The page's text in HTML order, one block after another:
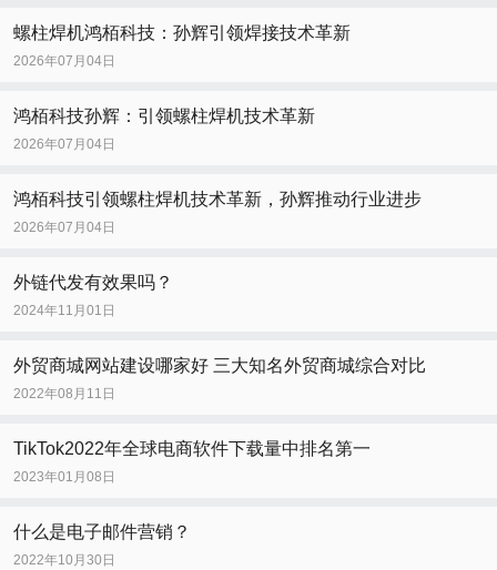
螺柱焊机鸿栢科技：孙辉引领焊接技术革新
2026年07月04日
鸿栢科技孙辉：引领螺柱焊机技术革新
2026年07月04日
鸿栢科技引领螺柱焊机技术革新，孙辉推动行业进步
2026年07月04日
外链代发有效果吗？
2024年11月01日
外贸商城网站建设哪家好 三大知名外贸商城综合对比
2022年08月11日
TikTok2022年全球电商软件下载量中排名第一
2023年01月08日
什么是电子邮件营销？
2022年10月30日